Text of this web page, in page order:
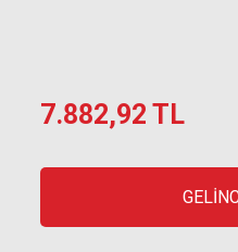
7.882,92 TL